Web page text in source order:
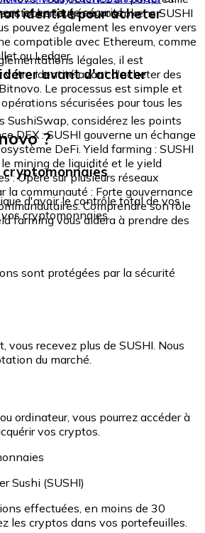
et en toute sécurité.
stocker et gérer vos tokens SUSHI
pouvez également les envoyer vers
compatible avec Ethereum, comme
ou Ledger.
identité pour acheter
légales, il est
votre identité avant d'acheter des
Le processus est simple et
sécurisées pour tous les
avant d'acheter
considérez les points
DEX : SUSHI gouverne un échange
DeFi. Yield farming : SUSHI
mining de liquidité et le yield
: Opère sur plusieurs réseaux
la communauté : Forte gouvernance
Comprendre son rôle
farming vous aidera à prendre des
?
d'avoir le contrôle total de vos
cryptomonnaies.
sont protégées par la sécurité
vous recevez plus de SUSHI. Nous
du marché.
ordinateur, vous pourrez accéder à
vos cryptos.
Sushi (SUSHI)
effectuées, en moins de 30
les cryptos dans vos portefeuilles.